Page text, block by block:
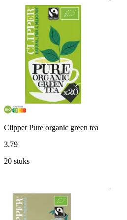
Clipper Pure organic green tea
3.79
20 stuks